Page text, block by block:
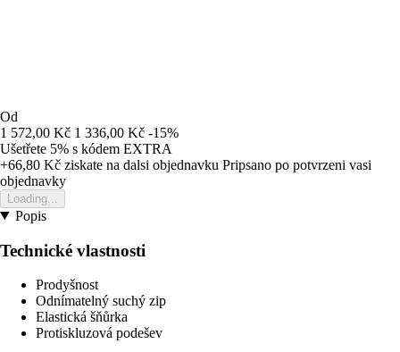
Od
1 572,00 Kč 1 336,00 Kč -15%
Ušetřete 5% s kódem EXTRA
+66,80 Kč ziskate na dalsi objednavku Pripsano po potvrzeni vasi
objednavky
Loading...
Popis
Technické vlastnosti
Prodyšnost
Odnímatelný suchý zip
Elastická šňůrka
Protiskluzová podešev